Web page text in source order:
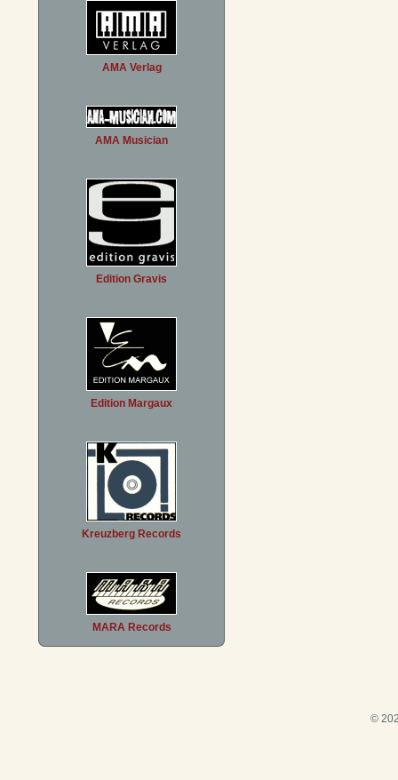
AMA Verlag
AMA Musician
Edition Gravis
Edition Margaux
Kreuzberg Records
MARA Records
©